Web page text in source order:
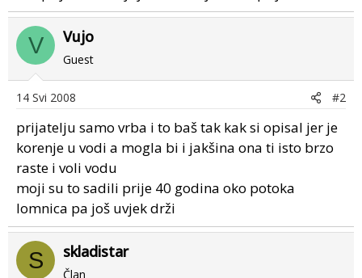
V Vujo
Guest
14 Svi 2008 #2
prijatelju samo vrba i to baš tak kak si opisal jer je
korenje u vodi a mogla bi i jakšina ona ti isto brzo
raste i voli vodu
moji su to sadili prije 40 godina oko potoka
lomnica pa još uvjek drži
S skladistar
Član